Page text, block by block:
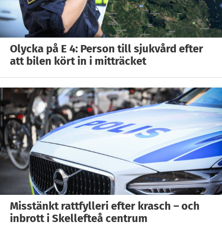
Olycka på E 4: Person till sjukvård efter
att bilen kört in i mitträcket
Misstänkt rattfylleri efter krasch – och
inbrott i Skellefteå centrum